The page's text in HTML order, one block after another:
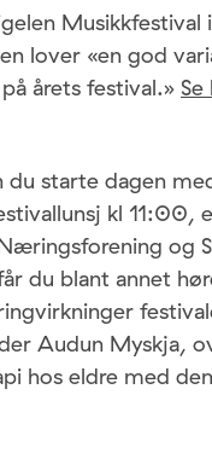
lover «en god
årets festival.»
du starte dagen
kl 11:00,
og
du blant annet
Audun Myskja,
hos eldre med